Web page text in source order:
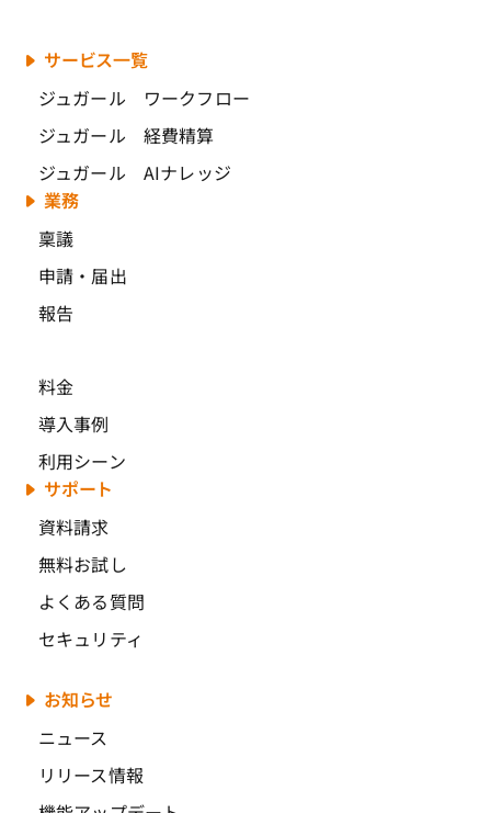
サービス一覧
ジュガール ワークフロー
ジュガール 経費精算
ジュガール AIナレッジ
業務
稟議
申請・届出
報告
料金
導入事例
利用シーン
サポート
資料請求
無料お試し
よくある質問
セキュリティ
お知らせ
ニュース
リリース情報